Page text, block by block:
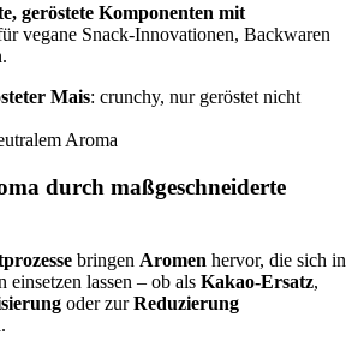
geröstete Komponenten mit
vegane Snack-Innovationen, Backwaren
Mais: crunchy, nur geröstet nicht
Aroma
durch maßgeschneiderte
bringen Aromen hervor, die sich in
einsetzen lassen – ob alsKakao-Ersatz,
oder zurReduzierung
.